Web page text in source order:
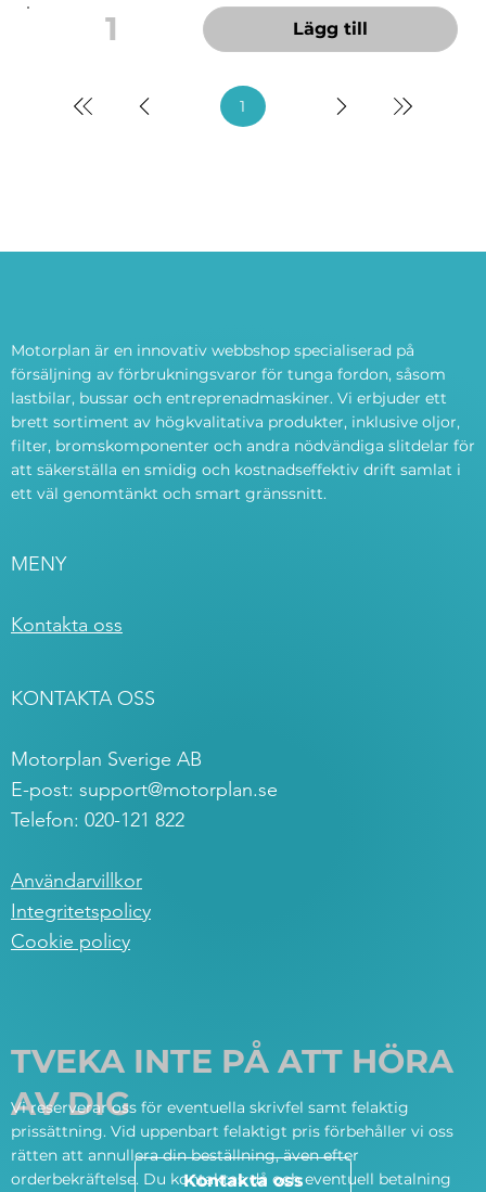
1 Lägg till
1Sida
Motorplan är en innovativ webbshop specialiserad på
försäljning av förbrukningsvaror för tunga fordon, såsom
lastbilar, bussar och entreprenadmaskiner. Vi erbjuder ett
brett sortiment av högkvalitativa produkter, inklusive oljor,
filter, bromskomponenter och andra nödvändiga slitdelar för
att säkerställa en smidig och kostnadseffektiv drift samlat i
ett väl genomtänkt och smart gränssnitt.
MENY
Kontakta oss
KONTAKTA OSS
Motorplan Sverige AB
E-post: support@motorplan.se
Telefon: 020-121 822
Användarvillkor
Integritetspolicy
Cookie policy
TVEKA INTE PÅ ATT HÖRA
AV DIG
Kontakta oss
Vi reserverar oss för eventuella skrivfel samt felaktig
prissättning. Vid uppenbart felaktigt pris förbehåller vi oss
rätten att annullera din beställning, även efter
orderbekräftelse. Du kontaktas då och eventuell betalning